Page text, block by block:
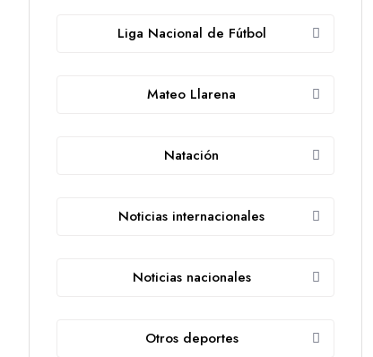
Liga Nacional de Fútbol
Mateo Llarena
Natación
Noticias internacionales
Noticias nacionales
Otros deportes